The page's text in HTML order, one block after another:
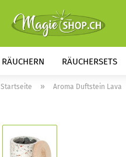
RÄUCHERN RÄUCHERSETS
Startseite » Aroma Duftstein Lava